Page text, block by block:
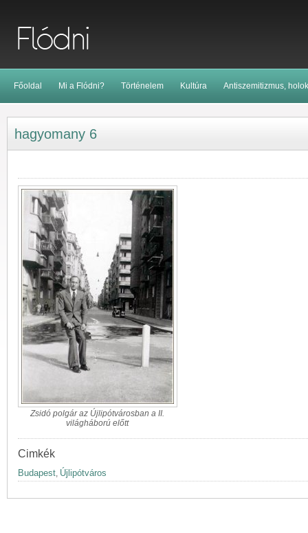
Főoldal Mi a Flódni? Történelem Kultúra Antiszemitizmus,
hagyomany 6
Zsidó polgár az Újlipótvárosban a II.
világháború előtt
Cimkék
Budapest, Újlipótváros